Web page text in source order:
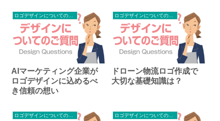
ロゴデザインについてのご質問
AIマーケティング企業が
ロゴデザインに込めるべ
き信頼の想い
ロゴデザインについてのご質問
ドローン物流ロゴ作成で
大切な基礎知識は？